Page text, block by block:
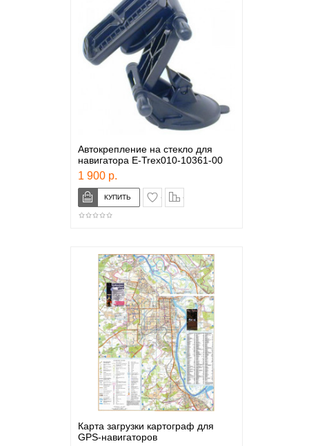
Автокрепление на стекло для
навигатора E-Trex010-10361-00
1 900 р.
в закладки
Карта загрузки картограф для
GPS-навигаторов